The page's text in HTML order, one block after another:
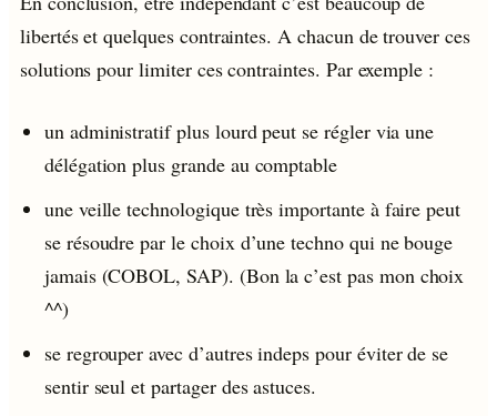
libertés et quelques contraintes. A chacun de trouver ces
solutions pour limiter ces contraintes. Par exemple :
un administratif plus lourd peut se régler via une
délégation plus grande au comptable
une veille technologique très importante à faire peut
se résoudre par le choix d’une techno qui ne bouge
jamais (COBOL, SAP). (Bon la c’est pas mon choix
^^)
se regrouper avec d’autres indeps pour éviter de se
sentir seul et partager des astuces.